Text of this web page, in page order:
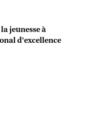
jeunesse à
d'excellence